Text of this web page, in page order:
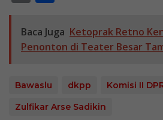
t ar
e
Baca Juga Ketoprak Retno
Penonton di Teater Besar
Bawaslu dkpp Komisi II
Zulfikar Arse Sadikin